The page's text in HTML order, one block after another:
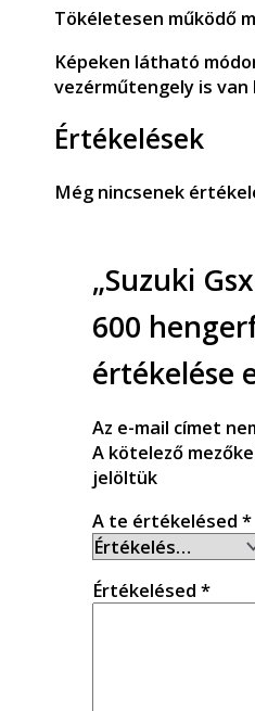
Tökéletesen működő
Képeken látható
vezérműtengely is van
Értékelések
Még nincsenek
„Suzuki
600
értékelése
Az e-mail címet
A kötelező
jelöltük
A te értékelésed *
Értékelésed *